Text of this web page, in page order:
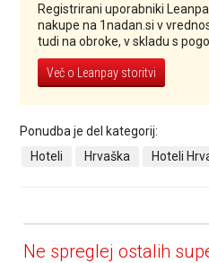
Registrirani uporabniki
nakupe na 1nadan.si v
tudi na obroke, v skladu s
Več o Leanpay storitvi
Ponudba je del kategorij:
Hoteli
Hrvaška Hoteli
Ne spreglej ostalih